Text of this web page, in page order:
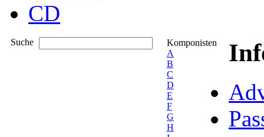
CD
Suche
Komponisten
A
B
C
D
E
F
G
H